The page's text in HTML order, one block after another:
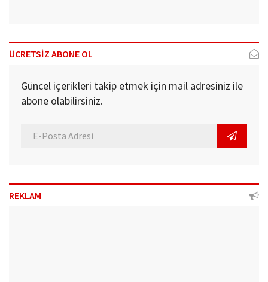
ÜCRETSİZ ABONE OL
Güncel içerikleri takip etmek için mail adresiniz ile
abone olabilirsiniz.
REKLAM